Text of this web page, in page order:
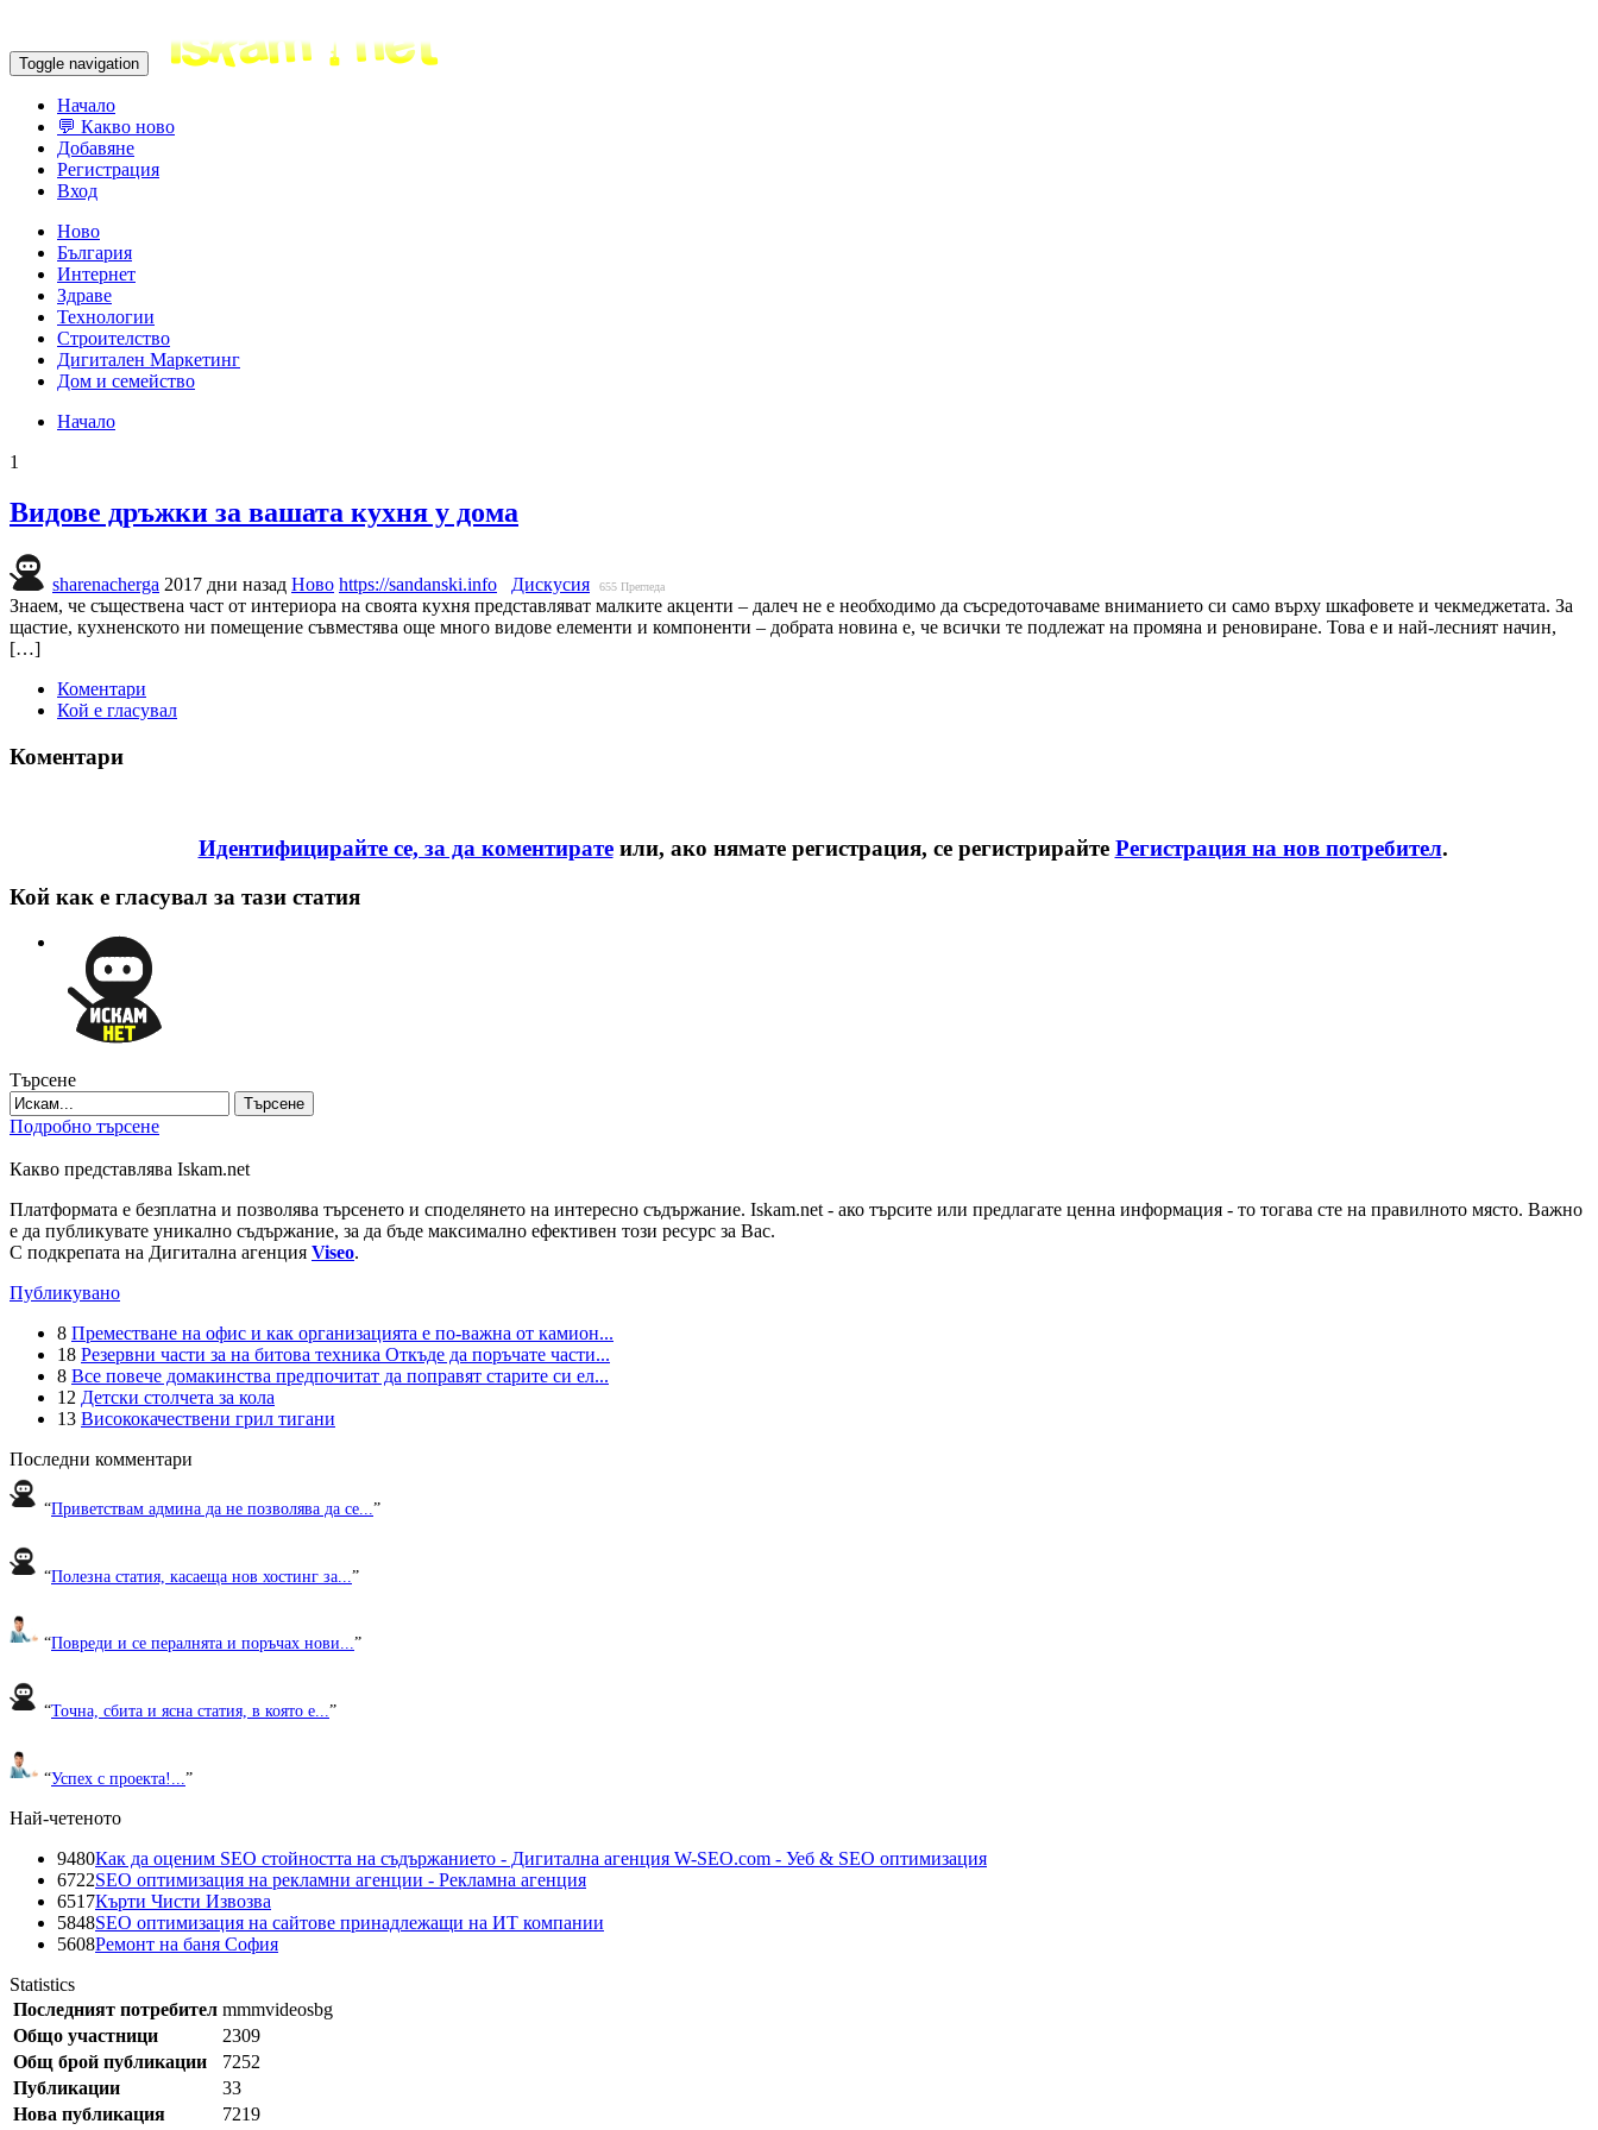
Toggle navigation
Начало
💬 Какво ново
Добавяне
Регистрация
Вход
Ново
България
Интернет
Здраве
Технологии
Строителство
Дигитален Маркетинг
Дом и семейство
Начало
1
Видове дръжки за вашата кухня у дома
sharenacherga 2017 дни назад Ново https://sandanski.info Дискусия 655 Прегледа
Знаем, че съществена част от интериора на своята кухня представляват малките акценти – далеч не е необходимо да съсредоточаваме вниманието си само върху шкафовете и чекмеджетата. За
щастие, кухненското ни помещение съвместява още много видове елементи и компоненти – добрата новина е, че всички те подлежат на промяна и реновиране. Това е и най-лесният начин,
[…]
Коментари
Кой е гласувал
Коментари
Идентифицирайте се, за да коментиратеили, ако нямате регистрация, се регистрирайте Регистрация на нов потребител.
Кой как е гласувал за тази статия
Търсене
Търсене
Подробно търсене
Какво представлява Iskam.net
Платформата е безплатна и позволява търсенето и споделянето на интересно съдържание. Iskam.net - ако търсите или предлагате ценна информация - то тогава сте на правилното място. Важно
е да публикувате уникално съдържание, за да бъде максимално ефективен този ресурс за Вас.
С подкрепата на Дигитална агенция Viseo.
Публикувано
8 Преместване на офис и как организацията е по-важна от камион...
18 Резервни части за на битова техника Откъде да поръчате части...
8 Все повече домакинства предпочитат да поправят старите си ел...
12 Детски столчета за кола
13 Висококачествени грил тигани
Последни комментари
“Приветствам админа да не позволява да се... ”
“Полезна статия, касаеща нов хостинг за... ”
“Повреди и се пералнята и поръчах нови...”
“Точна, сбита и ясна статия, в която е... ”
“Успех с проекта!... ”
Най-четеното
9480Как да оценим SEO стойността на съдържанието - Дигитална агенция W-SEO.com - Уеб & SEO оптимизация
6722SEO оптимизация на рекламни агенции - Рекламна агенция
6517Кърти Чисти Извозва
5848SEO оптимизация на сайтове принадлежащи на ИТ компании
5608Ремонт на баня София
Statistics
Последният потребител mmmvideosbg
Общо участници
2309
Общ брой публикации
7252
Публикации
33
Нова публикация
7219